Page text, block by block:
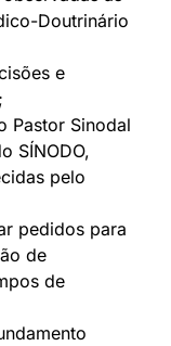
Doutrinário
e
Pastor Sinodal
SÍNODO,
pelo
pedidos para
de
de